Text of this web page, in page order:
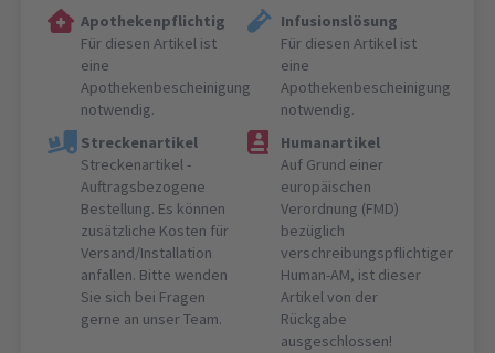
Apothekenpflichtig
Für diesen Artikel ist
eine
Apothekenbescheinigung
notwendig.
Infusionslösung
Für diesen Artikel ist
eine
Apothekenbescheinigung
notwendig.
Streckenartikel
Streckenartikel -
Auftragsbezogene
Bestellung. Es können
zusätzliche Kosten für
Versand/Installation
anfallen. Bitte wenden
Sie sich bei Fragen
gerne an unser Team.
Humanartikel
Auf Grund einer
europäischen
Verordnung (FMD)
bezüglich
verschreibungspflichtiger
Human-AM, ist dieser
Artikel von der
Rückgabe
ausgeschlossen!